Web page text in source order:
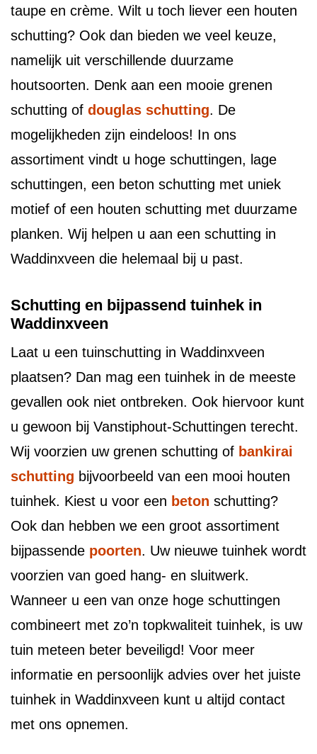
taupe en crème. Wilt u toch liever een houten
schutting? Ook dan bieden we veel keuze,
namelijk uit verschillende duurzame
houtsoorten. Denk aan een mooie grenen
schutting of douglas schutting. De
mogelijkheden zijn eindeloos! In ons
assortiment vindt u hoge schuttingen, lage
schuttingen, een beton schutting met uniek
motief of een houten schutting met duurzame
planken. Wij helpen u aan een schutting in
Waddinxveen die helemaal bij u past.
Schutting en bijpassend tuinhek in
Waddinxveen
Laat u een tuinschutting in Waddinxveen
plaatsen? Dan mag een tuinhek in de meeste
gevallen ook niet ontbreken. Ook hiervoor kunt
u gewoon bij Vanstiphout-Schuttingen terecht.
Wij voorzien uw grenen schutting of bankirai
schutting bijvoorbeeld van een mooi houten
tuinhek. Kiest u voor een beton schutting?
Ook dan hebben we een groot assortiment
bijpassende poorten. Uw nieuwe tuinhek wordt
voorzien van goed hang- en sluitwerk.
Wanneer u een van onze hoge schuttingen
combineert met zo’n topkwaliteit tuinhek, is uw
tuin meteen beter beveiligd! Voor meer
informatie en persoonlijk advies over het juiste
tuinhek in Waddinxveen kunt u altijd contact
met ons opnemen.